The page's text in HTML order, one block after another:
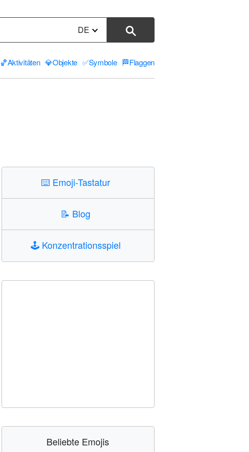
DE
🏀Aktivitäten 💎Objekte ✅Symbole 🏁Flaggen
⌨️ Emoji-Tastatur
📝 Blog
🕹️ Konzentrationsspiel
Beliebte Emojis